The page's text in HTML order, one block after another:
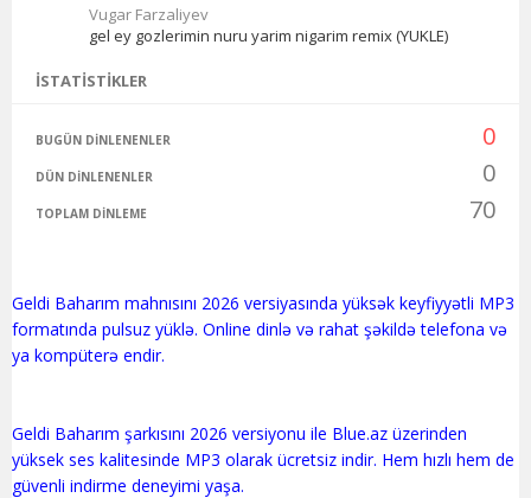
Vugar Farzaliyev
gel ey gozlerimin nuru yarim nigarim remix (YUKLE)
İSTATISTIKLER
BUGÜN DINLENENLER 0
DÜN DINLENENLER 0
TOPLAM DINLEME 70
Geldi Baharım mahnısını 2026 versiyasında yüksək keyfiyyətli MP3
formatında pulsuz yüklə. Online dinlə və rahat şəkildə telefona və
ya kompüterə endir.
Geldi Baharım şarkısını 2026 versiyonu ile Blue.az üzerinden
yüksek ses kalitesinde MP3 olarak ücretsiz indir. Hem hızlı hem de
güvenli indirme deneyimi yaşa.